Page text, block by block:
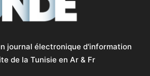
journal électronique d'information
de la Tunisie en Ar & Fr